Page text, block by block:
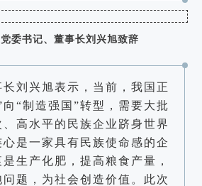
委书记、董事长刘兴旭致辞
刘兴旭表示，当前，我国正
“制造强国”转型，需要大批
高水平的民族企业跻身世界
是一家具有民族使命感的企
生产化肥，提高粮食产量，
题，为社会创造价值。此次